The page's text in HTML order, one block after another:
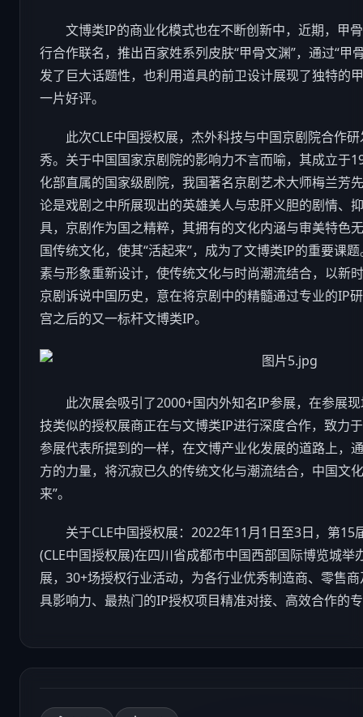
文博类IP的商业化模式也在不断创新中，近期，甲
行合作联名，推出百家姓系列皮肤“甲骨文渊”，通过“甲
发了巨大话题性，也利用道具的前卫设计展现了独特的
一片好评。
此次CLE中国授权展，杰外科技与中国京剧院合作
秀。关于中国国家京剧院的影响力不言而喻，其成立于
化部直属的国家级剧院，我国著名京剧艺术大师梅兰芳
论是戏剧之中所展现出的英雄美人与忠肝义胆的剧情、
具，京剧作为国之精粹，其拥有的文化内涵与审美特色
国传统文化，使其“活起来”，成为了文博类IP的重要课
素与形象重新设计，使传统文化与时尚潮流结合，以新
京剧诉说中国历史，意在将京剧中的精髓通过专业的IP
宫之后的又一标杆文博类IP。
此次展会吸引了2000+国内外知名IP参展，在参展现
技类似的授权展商正在与文博类IP进行深度合作，致力
参展代表所提到的一样，在文博产业化发展的道路上，
方的力量，将沉寂已久的传统文化与潮流结合，中国文
来”。
关于CLE中国授权展：2022年11月1日至3日，第15
(CLE中国授权展)在四川省成都市中国西部国际博览城举
展，30+场授权行业活动，为各行业优秀制造商、零售
具影响力、最热门的IP授权项目精准对接、高效合作的